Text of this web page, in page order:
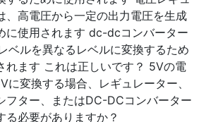
、高電圧から一定の出力電圧を生成
に使用されます dc-dcコンバーター
ベルを異なるレベルに変換するため
れます これは正しいです？ 5Vの電
に変換する場合、レギュレーター、
フター、またはDC-DCコンバーター
る必要がありますか？